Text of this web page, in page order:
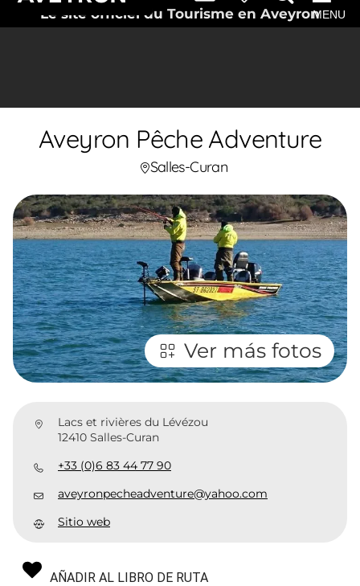
Le site officiel du Tourisme en AveyronMENU
Aveyron Pêche Adventure
Salles-Curan
Ver más fotos
Lacs et rivières du Lévézou
12410 Salles-Curan
+33 (0)6 83 44 77 90
aveyronpecheadventure@yahoo.com
Sitio web
AÑADIR AL LIBRO DE RUTA